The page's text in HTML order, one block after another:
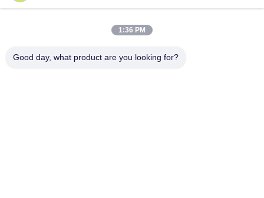
1:36 PM
Good day, what product are you looking for?